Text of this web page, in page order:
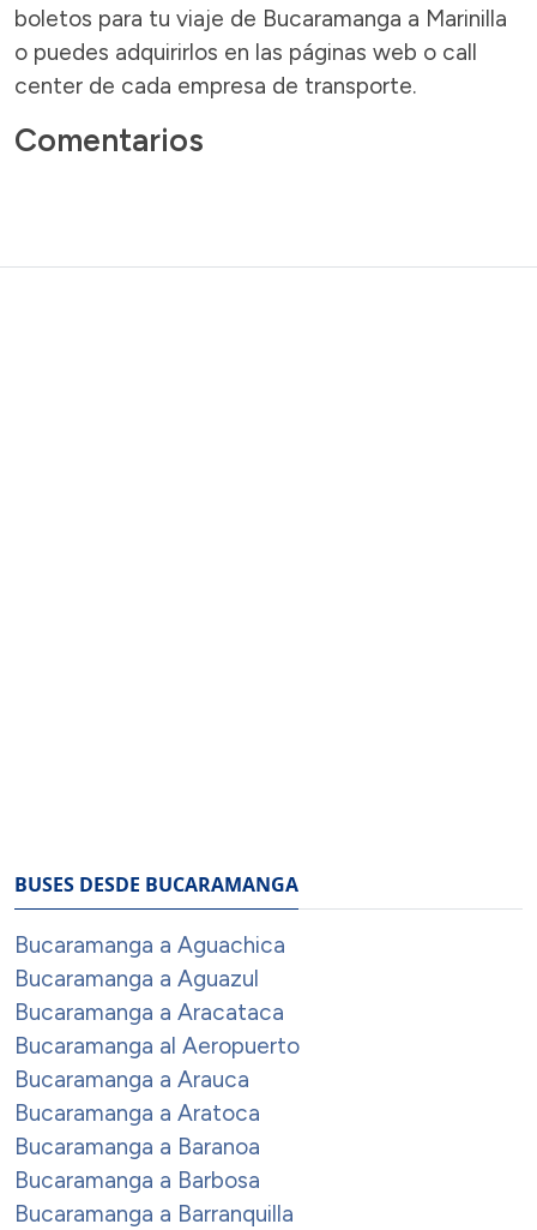
boletos para tu viaje de Bucaramanga a Marinilla
o puedes adquirirlos en las páginas web o call
center de cada empresa de transporte.
Comentarios
BUSES DESDE BUCARAMANGA
Bucaramanga a Aguachica
Bucaramanga a Aguazul
Bucaramanga a Aracataca
Bucaramanga al Aeropuerto
Bucaramanga a Arauca
Bucaramanga a Aratoca
Bucaramanga a Baranoa
Bucaramanga a Barbosa
Bucaramanga a Barranquilla